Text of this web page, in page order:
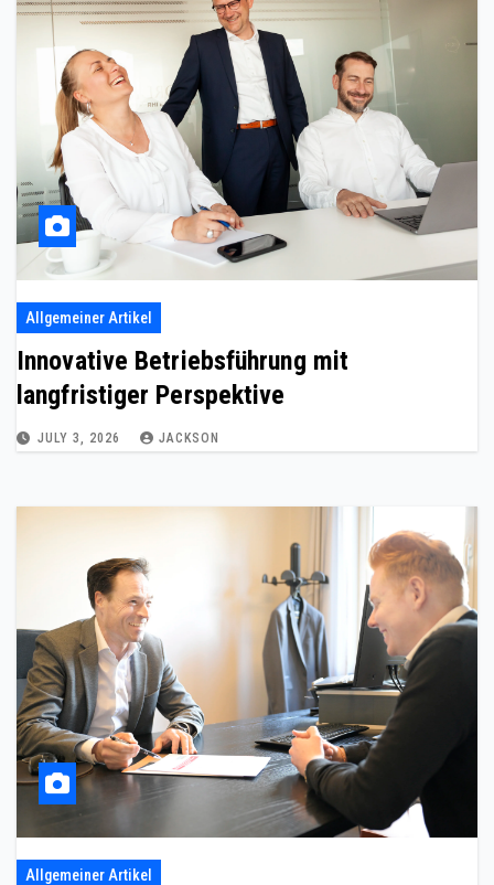
Allgemeiner Artikel
Innovative Betriebsführung mit
langfristiger Perspektive
JULY 3, 2026 JACKSON
Allgemeiner Artikel